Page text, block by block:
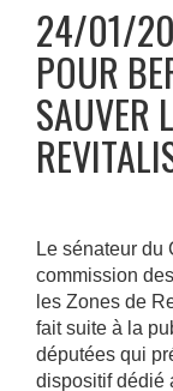
24/01/
POUR
SAUVER
Le sénateur du
commission
les Zones de
fait suite à la
députées qui
dispositif dédié